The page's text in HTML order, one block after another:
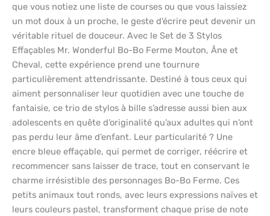
que vous notiez une liste de courses ou que vous laissiez
un mot doux à un proche, le geste d’écrire peut devenir un
véritable rituel de douceur. Avec le Set de 3 Stylos
Effaçables Mr. Wonderful Bo-Bo Ferme Mouton, Âne et
Cheval, cette expérience prend une tournure
particulièrement attendrissante. Destiné à tous ceux qui
aiment personnaliser leur quotidien avec une touche de
fantaisie, ce trio de stylos à bille s’adresse aussi bien aux
adolescents en quête d’originalité qu’aux adultes qui n’ont
pas perdu leur âme d’enfant. Leur particularité ? Une
encre bleue effaçable, qui permet de corriger, réécrire et
recommencer sans laisser de trace, tout en conservant le
charme irrésistible des personnages Bo-Bo Ferme. Ces
petits animaux tout ronds, avec leurs expressions naïves et
leurs couleurs pastel, transforment chaque prise de note